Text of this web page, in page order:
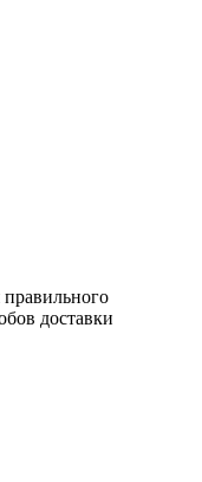
доставки